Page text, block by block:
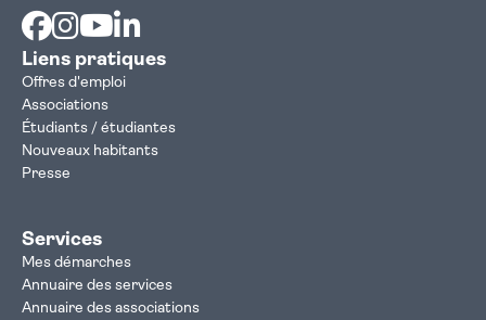
Facebook
Instagram
Youtube
Liens pratiques
Offres d'emploi
Associations
Étudiants / étudiantes
Nouveaux habitants
Presse
Services
Mes démarches
Annuaire des services
Annuaire des associations